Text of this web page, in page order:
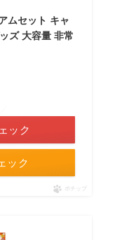
ムセット キャ
ズ 大容量 非常
ック
ック
ポチップ